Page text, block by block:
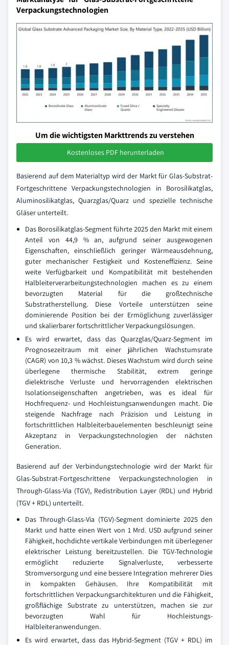
Verpackungstechnologien
Um die wichtigsten Markttrends zu verstehen
Kostenloses PDF herunterladen
Basierend auf dem Materialtyp wird der Markt für Glas-Substrat-
Fortgeschrittene Verpackungstechnologien in Borosilikatglas,
Aluminosilikatglas, Quarzglas/Quarz und spezielle technische
Gläser unterteilt.
Das Borosilikatglas-Segment führte 2025 den Markt mit einem
Anteil von 44,9 % an, aufgrund seiner ausgewogenen
Eigenschaften, einschließlich geringer Wärmeausdehnung,
guter mechanischer Festigkeit und Kosteneffizienz. Seine
weite Verfügbarkeit und Kompatibilität mit bestehenden
Halbleiterverarbeitungstechnologien machen es zu einem
bevorzugten Material für die großtechnische
Substratherstellung. Diese Vorteile unterstützen seine
dominierende Position bei der Ermöglichung zuverlässiger
und skalierbarer fortschrittlicher Verpackungslösungen.
Es wird erwartet, dass das Quarzglas/Quarz-Segment im
Prognosezeitraum mit einer jährlichen Wachstumsrate
(CAGR) von 10,3 % wächst. Dieses Wachstum wird durch seine
überlegene thermische Stabilität, extrem geringe
dielektrische Verluste und hervorragenden elektrischen
Isolationseigenschaften angetrieben, was es ideal für
Hochfrequenz- und Hochleistungsanwendungen macht. Die
steigende Nachfrage nach Präzision und Leistung in
fortschrittlichen Halbleiterbauelementen beschleunigt seine
Akzeptanz in Verpackungstechnologien der nächsten
Generation.
Basierend auf der Verbindungstechnologie wird der Markt für
Glas-Substrat-Fortgeschrittene Verpackungstechnologien in
Through-Glass-Via (TGV), Redistribution Layer (RDL) und Hybrid
(TGV + RDL) unterteilt.
Das Through-Glass-Via (TGV)-Segment dominierte 2025 den
Markt und hatte einen Wert von 1 Mrd. USD aufgrund seiner
Fähigkeit, hochdichte vertikale Verbindungen mit überlegener
elektrischer Leistung bereitzustellen. Die TGV-Technologie
ermöglicht reduzierte Signalverluste, verbesserte
Stromversorgung und eine bessere Integration mehrerer Dies
in kompakten Gehäusen. Ihre Kompatibilität mit
fortschrittlichen Verpackungsarchitekturen und die Fähigkeit,
großflächige Substrate zu unterstützen, machen sie zur
bevorzugten Wahl für Hochleistungs-
Halbleiteranwendungen.
Es wird erwartet, dass das Hybrid-Segment (TGV + RDL) im